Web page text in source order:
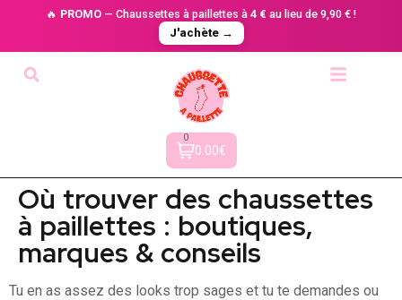
🔥 PROMO — Chaussettes à paillettes à 4 € au lieu de 9,90 € !
J'achète →
0
0.00€
Où trouver des chaussettes
à paillettes : boutiques,
marques & conseils
Tu en as assez des looks trop sages et tu te demandes ou